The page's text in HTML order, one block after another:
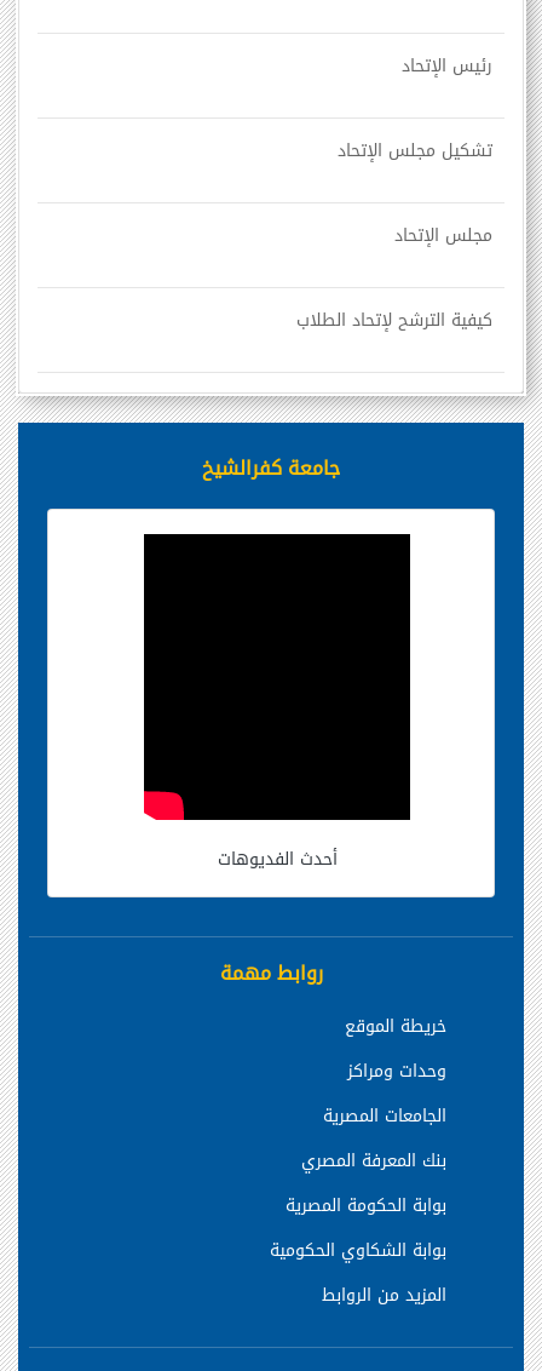
رئيس الإتحاد
تشكيل مجلس الإتحاد
مجلس الإتحاد
كيفية الترشح لإتحاد الطلاب
جامعة كفرالشيخ
أحدث الفديوهات
روابط مهمة
خريطة الموقع
وحدات ومراكز
الجامعات المصرية
بنك المعرفة المصري
بوابة الحكومة المصرية
بوابة الشكاوي الحكومية
المزيد من الروابط